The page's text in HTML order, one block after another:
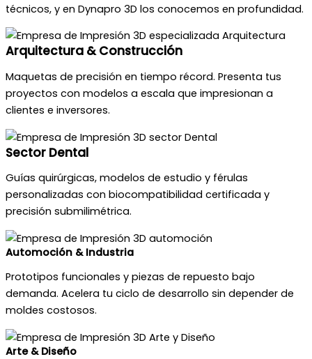
técnicos, y en Dynapro 3D los conocemos en profundidad.
Arquitectura & Construcción
Maquetas de precisión en tiempo récord. Presenta tus
proyectos con modelos a escala que impresionan a
clientes e inversores.
Sector Dental
Guías quirúrgicas, modelos de estudio y férulas
personalizadas con biocompatibilidad certificada y
precisión submilimétrica.
Automoción & Industria
Prototipos funcionales y piezas de repuesto bajo
demanda. Acelera tu ciclo de desarrollo sin depender de
moldes costosos.
Arte & Diseño